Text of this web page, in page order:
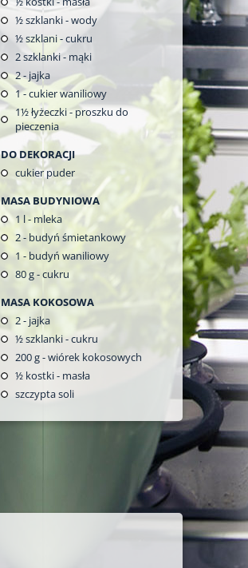
½szklanki - wody
½szklani - cukru
2szklanki - mąki
2- jajka
1- cukier waniliowy
1½łyżeczki - proszku do
pieczenia
DO DEKORACJI
cukier puder
MASA BUDYNIOWA
1 l - mleka
2- budyń śmietankowy
1 - budyń waniliowy
80g - cukru
MASA KOKOSOWA
2- jajka
½szklanki - cukru
200g - wiórek kokosowych
½ kostki - masła
szczypta soli